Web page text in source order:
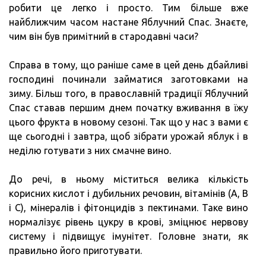
робити це легко і просто. Тим більше вже
найближчим часом настане Яблучний Спас. Знаєте,
чим він був примітний в стародавні часи?
Справа в тому, що раніше саме в цей день дбайливі
господині починали займатися заготовками на
зиму. Більш того, в православній традиції Яблучний
Спас ставав першим днем ​​початку вживання в їжу
цього фрукта в новому сезоні. Так що у нас з вами є
ще сьогодні і завтра, щоб зібрати урожай яблук і в
неділю готувати з них смачне вино.
До речі, в ньому міститься велика кількість
корисних кислот і дубильних речовин, вітамінів (А, В
і С), мінералів і фітонцидів з пектинами. Таке вино
нормалізує рівень цукру в крові, зміцнює нервову
систему і підвищує імунітет. Головне знати, як
правильно його приготувати.